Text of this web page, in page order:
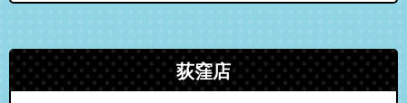
荻窪店